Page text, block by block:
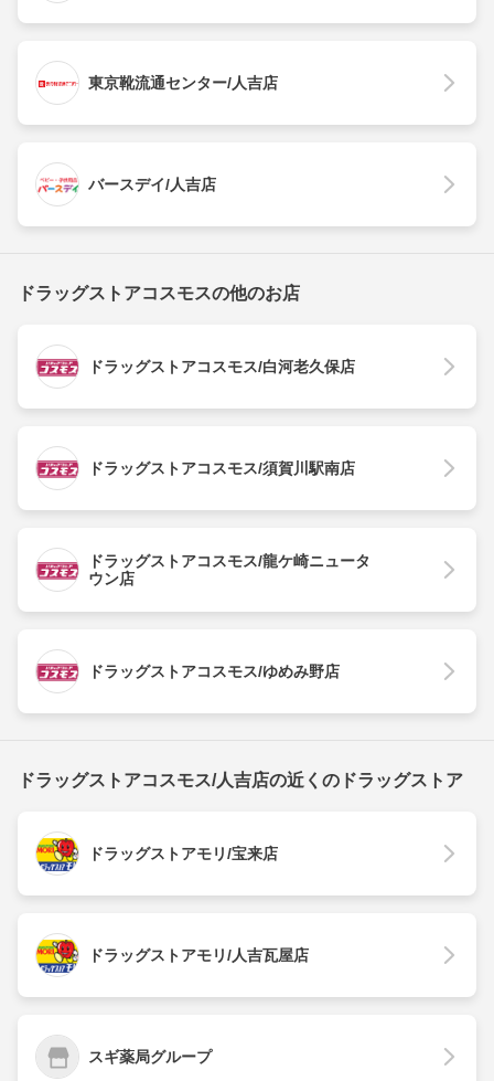
東京靴流通センター/人吉店
バースデイ/人吉店
ドラッグストアコスモスの他のお店
ドラッグストアコスモス/白河老久保店
ドラッグストアコスモス/須賀川駅南店
ドラッグストアコスモス/龍ケ崎ニュータ
ウン店
ドラッグストアコスモス/ゆめみ野店
ドラッグストアコスモス/人吉店の近くのドラッグストア
ドラッグストアモリ/宝来店
ドラッグストアモリ/人吉瓦屋店
スギ薬局グループ